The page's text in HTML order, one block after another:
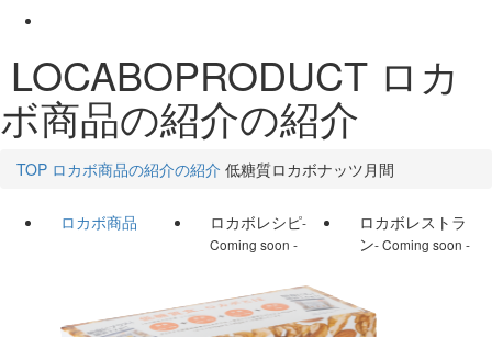
LOCABOPRODUCT ロカ
ボ商品の紹介の紹介
TOP ロカボ商品の紹介の紹介 低糖質ロカボナッツ月間
ロカボ商品 ロカボレシピ-
Coming soon -
ロカボレストラ
ン- Coming soon -